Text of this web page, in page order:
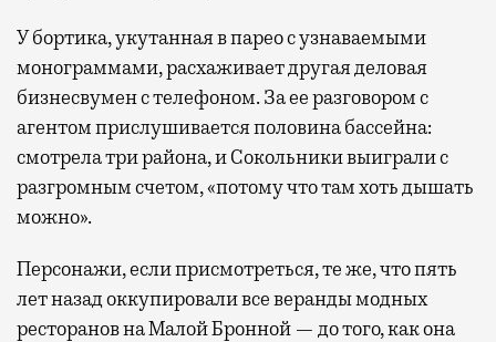
У бортика, укутанная в парео с узнаваемыми
монограммами, расхаживает другая деловая
бизнесвумен с телефоном. За ее разговором с
агентом прислушивается половина бассейна:
смотрела три района, и Сокольники выиграли с
разгромным счетом, «потому что там хоть дышать
можно».
Персонажи, если присмотреться, те же, что пять
лет назад оккупировали все веранды модных
ресторанов на Малой Бронной — до того, как она